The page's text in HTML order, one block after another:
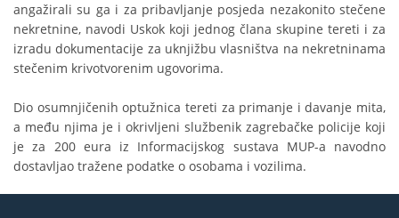
angažirali su ga i za pribavljanje posjeda nezakonito stečene
nekretnine, navodi Uskok koji jednog člana skupine tereti i za
izradu dokumentacije za uknjižbu vlasništva na nekretninama
stečenim krivotvorenim ugovorima.
Dio osumnjičenih optužnica tereti za primanje i davanje mita,
a među njima je i okrivljeni službenik zagrebačke policije koji
je za 200 eura iz Informacijskog sustava MUP-a navodno
dostavljao tražene podatke o osobama i vozilima.